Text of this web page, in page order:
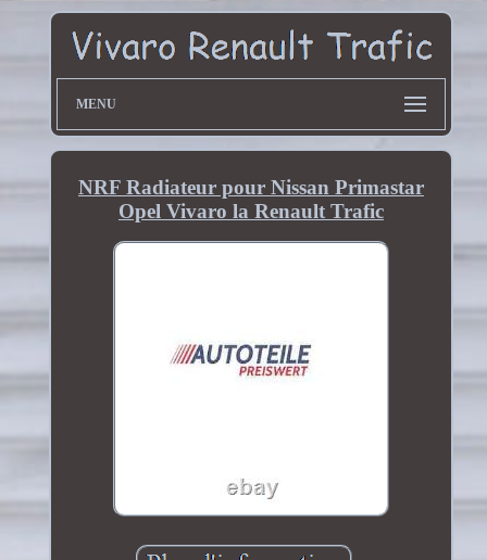
MENU
NRF Radiateur pour Nissan Primastar
Opel Vivaro la Renault Trafic